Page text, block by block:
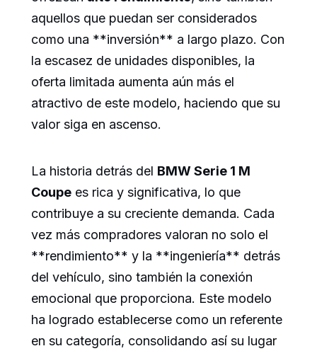
aquellos que puedan ser considerados
como una **inversión** a largo plazo. Con
la escasez de unidades disponibles, la
oferta limitada aumenta aún más el
atractivo de este modelo, haciendo que su
valor siga en ascenso.
La historia detrás del BMW Serie 1 M
Coupe es rica y significativa, lo que
contribuye a su creciente demanda. Cada
vez más compradores valoran no solo el
**rendimiento** y la **ingeniería** detrás
del vehículo, sino también la conexión
emocional que proporciona. Este modelo
ha logrado establecerse como un referente
en su categoría, consolidando así su lugar